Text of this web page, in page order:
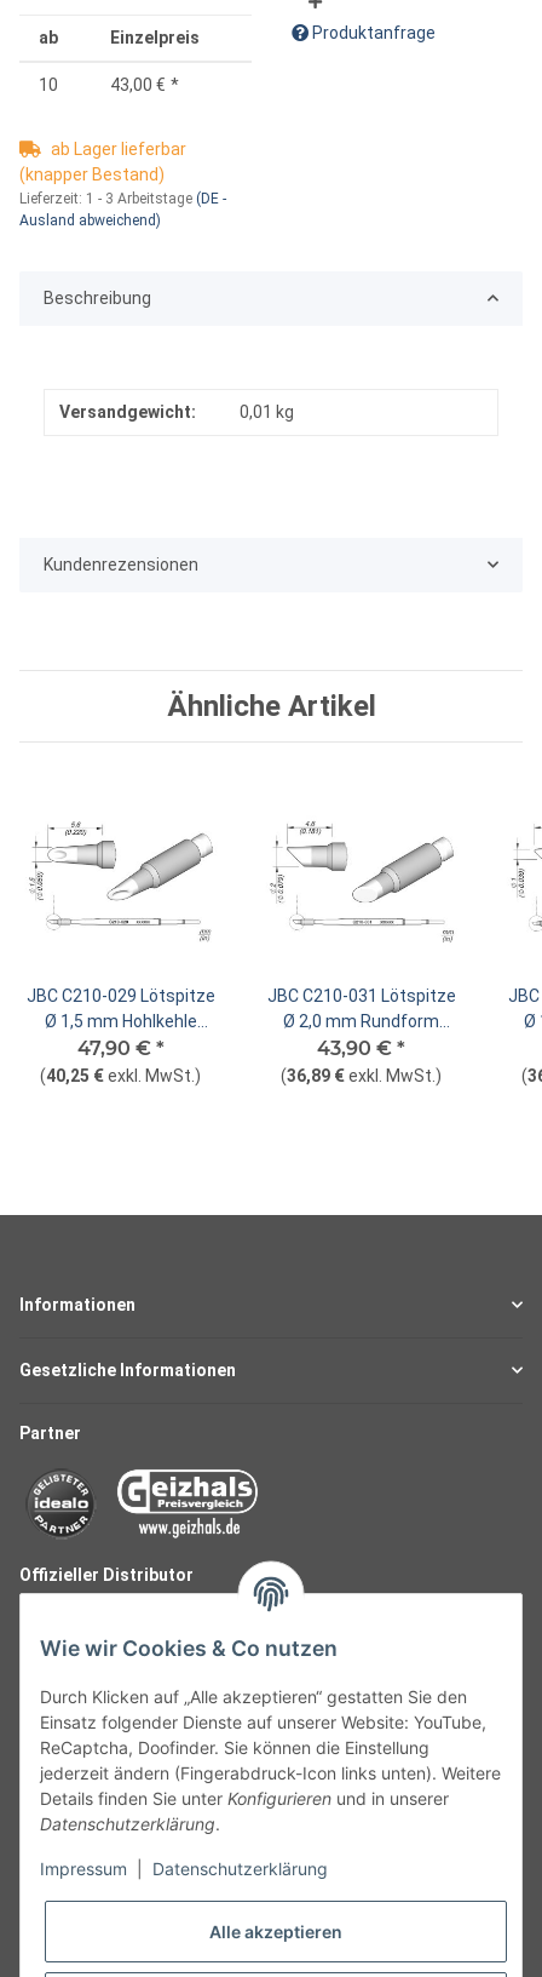
ab Einzelpreis
10 43,00 € *
ab Lager lieferbar
(knapper Bestand)
Lieferzeit: 1 - 3 Arbeitstage (DE -
Ausland abweichend)
Produktanfrage
Beschreibung
Versandgewicht: 0,01 kg
Kundenrezensionen
Ähnliche Artikel
JBC C210-029 Lötspitze
Ø 1,5 mm Hohlkehle
abgeschrägt
47,90 € *
(40,25 €exkl. MwSt. )
JBC C210-031 Lötspitze
Ø 2,0 mm Rundform
abgeschrägt
43,90 € *
(36,89 €exkl. MwSt. )
Ø
(
Informationen
Gesetzliche Informationen
Partner
Offizieller Distributor
Follow Us
Wie wir Cookies & Co nutzen
Durch Klicken auf „Alle akzeptieren“ gestatten Sie den
Einsatz folgender Dienste auf unserer Website: YouTube,
ReCaptcha, Doofinder. Sie können die Einstellung
jederzeit ändern (Fingerabdruck-Icon links unten). Weitere
Details finden Sie unter Konfigurieren und in unserer
Datenschutzerklärung.
Impressum Datenschutzerklärung
Alle akzeptieren